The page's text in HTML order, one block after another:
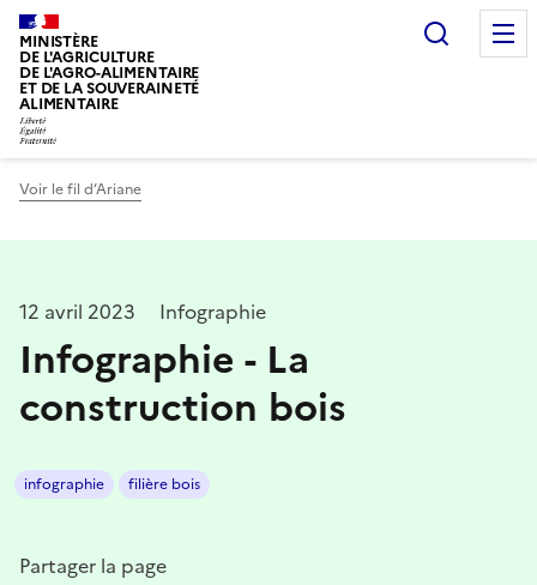
MINISTÈRE
DE L'AGRICULTURE
DE L'AGRO-ALIMENTAIRE
ET DE LA SOUVERAINETÉ
ALIMENTAIRE
Voir le fil d’Ariane
12 avril 2023 Infographie
Infographie - La
construction bois
infographie filière bois
Partager la page